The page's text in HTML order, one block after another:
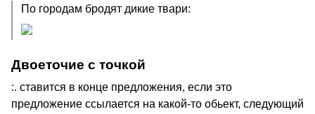
По городам бродят дикие твари:
Двоеточие с точкой
:. ставится в конце предложения, если это
предложение ссылается на какой-то обьект, следующий